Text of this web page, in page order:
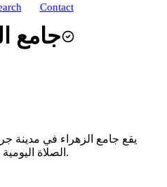
Contact
جامع
يقع جامع الزهراء في مدينة
الصلاة اليومية والجمعة، ويخدم سكان المنطقة.